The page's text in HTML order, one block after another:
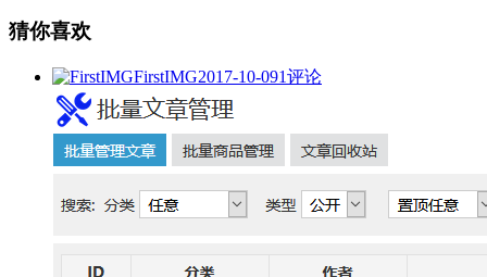
猜你喜欢
FirstIMG2017-10-091评论